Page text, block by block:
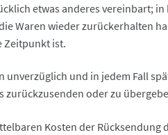
etwas anderes vereinbart;
Waren wieder zurückerhalten
Zeitpunkt ist.
unverzüglich und in jedem Fall
oder zu
Kosten der Rücksendung